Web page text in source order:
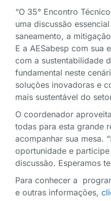
“O 35° Encontro
uma discussão
saneamento, a
E a AESabesp com sua
com a sustentabilidade
fundamental neste
soluções inovadoras e
mais sustentável do
O coordenador
todas para esta grande
acompanhar sua mesa.
oportunidade e
discussão. Esperamos
Para conhecer a
e outras informações,